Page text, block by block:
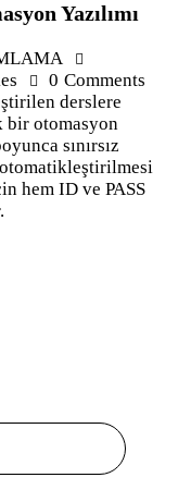
Yazılımı
0 Comments
derslere
bir otomasyon
sınırsız
hem ID ve PASS